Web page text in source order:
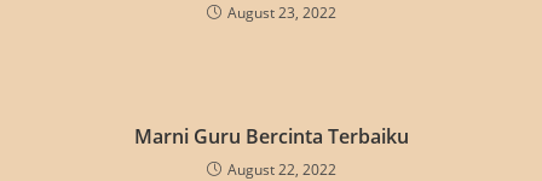
August 23, 2022
Marni Guru Bercinta Terbaiku
August 22, 2022